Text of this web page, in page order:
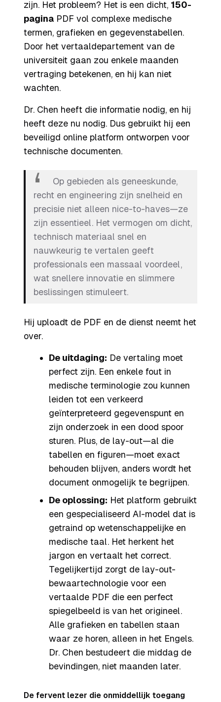
zijn. Het probleem? Het is een dicht, 150-
pagina PDF vol complexe medische
termen, grafieken en gegevenstabellen.
Door het vertaaldepartement van de
universiteit gaan zou enkele maanden
vertraging betekenen, en hij kan niet
wachten.
Dr. Chen heeft die informatie nodig, en hij
heeft deze nu nodig. Dus gebruikt hij een
beveiligd online platform ontworpen voor
technische documenten.
Op gebieden als geneeskunde,
recht en engineering zijn snelheid en
precisie niet alleen nice-to-haves—ze
zijn essentieel. Het vermogen om dicht,
technisch materiaal snel en
nauwkeurig te vertalen geeft
professionals een massaal voordeel,
wat snellere innovatie en slimmere
beslissingen stimuleert.
Hij uploadt de PDF en de dienst neemt het
over.
De uitdaging: De vertaling moet
perfect zijn. Een enkele fout in
medische terminologie zou kunnen
leiden tot een verkeerd
geïnterpreteerd gegevenspunt en
zijn onderzoek in een dood spoor
sturen. Plus, de lay-out—al die
tabellen en figuren—moet exact
behouden blijven, anders wordt het
document onmogelijk te begrijpen.
De oplossing: Het platform gebruikt
een gespecialiseerd AI-model dat is
getraind op wetenschappelijke en
medische taal. Het herkent het
jargon en vertaalt het correct.
Tegelijkertijd zorgt de lay-out-
bewaartechnologie voor een
vertaalde PDF die een perfect
spiegelbeeld is van het origineel.
Alle grafieken en tabellen staan
waar ze horen, alleen in het Engels.
Dr. Chen bestudeert die middag de
bevindingen, niet maanden later.
De fervent lezer die onmiddellijk toegang